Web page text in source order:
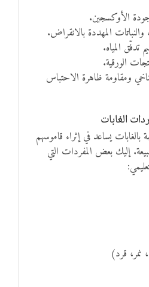
جودة الأوكسجين.
والنباتات المهددة بالانقراض.
تدفّق المياه.
الورقية.
ومقاومة ظاهرة الاحتباس
الغابات
يساعد في إثراء قاموسهم
إليك بعض المفردات التي
نمر، قرد)